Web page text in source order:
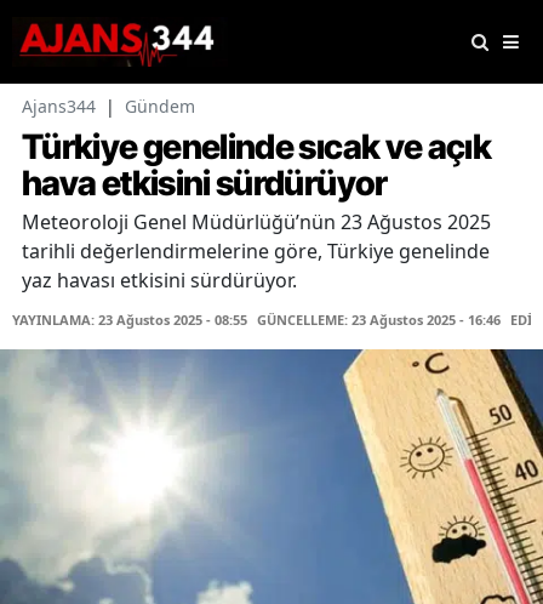
Ajans344 | Gündem
Türkiye genelinde sıcak ve açık
hava etkisini sürdürüyor
Meteoroloji Genel Müdürlüğü’nün 23 Ağustos 2025
tarihli değerlendirmelerine göre, Türkiye genelinde
yaz havası etkisini sürdürüyor.
YAYINLAMA: 23 Ağustos 2025 - 08:55 GÜNCELLEME: 23 Ağustos 2025 - 16:46